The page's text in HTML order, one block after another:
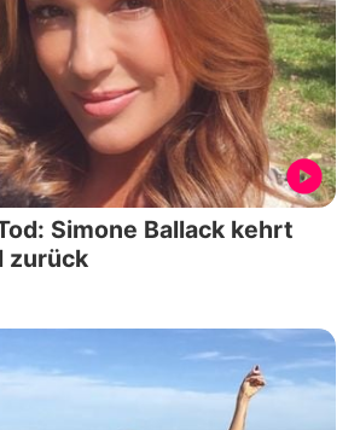
Simone Ballack kehrt
zurück